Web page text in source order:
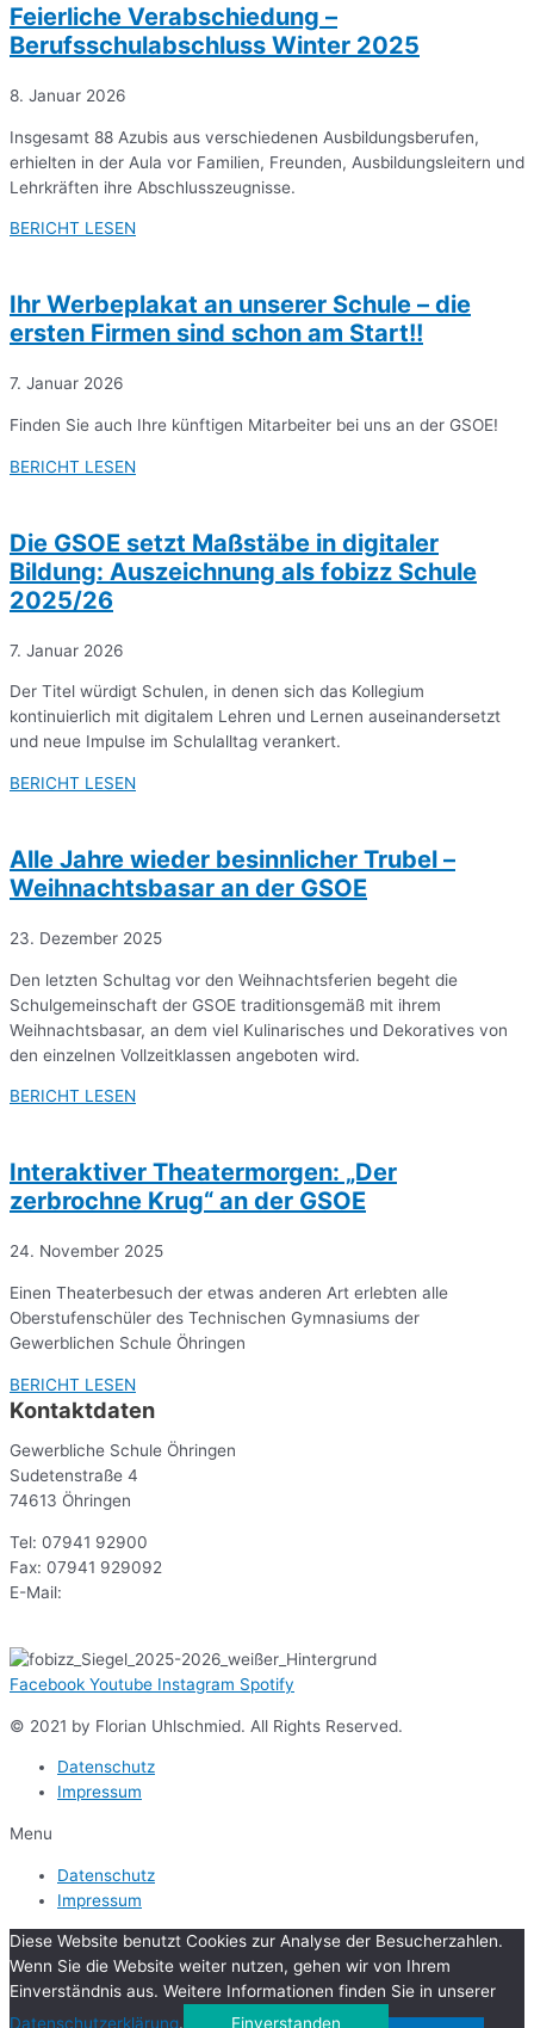
Feierliche Verabschiedung –
Berufsschulabschluss Winter 2025
8. Januar 2026
Insgesamt 88 Azubis aus verschiedenen Ausbildungsberufen,
erhielten in der Aula vor Familien, Freunden, Ausbildungsleitern und
Lehrkräften ihre Abschlusszeugnisse.
BERICHT LESEN
Ihr Werbeplakat an unserer Schule – die
ersten Firmen sind schon am Start!!
7. Januar 2026
Finden Sie auch Ihre künftigen Mitarbeiter bei uns an der GSOE!
BERICHT LESEN
Die GSOE setzt Maßstäbe in digitaler
Bildung: Auszeichnung als fobizz Schule
2025/26
7. Januar 2026
Der Titel würdigt Schulen, in denen sich das Kollegium
kontinuierlich mit digitalem Lehren und Lernen auseinandersetzt
und neue Impulse im Schulalltag verankert.
BERICHT LESEN
Alle Jahre wieder besinnlicher Trubel –
Weihnachtsbasar an der GSOE
23. Dezember 2025
Den letzten Schultag vor den Weihnachtsferien begeht die
Schulgemeinschaft der GSOE traditionsgemäß mit ihrem
Weihnachtsbasar, an dem viel Kulinarisches und Dekoratives von
den einzelnen Vollzeitklassen angeboten wird.
BERICHT LESEN
Interaktiver Theatermorgen: „Der
zerbrochne Krug“ an der GSOE
24. November 2025
Einen Theaterbesuch der etwas anderen Art erlebten alle
Oberstufenschüler des Technischen Gymnasiums der
Gewerblichen Schule Öhringen
BERICHT LESEN
Kontaktdaten
Gewerbliche Schule Öhringen
Sudetenstraße 4
74613 Öhringen
Tel: 07941 92900
Fax: 07941 929092
E-Mail:
Facebook Youtube Instagram Spotify
© 2021 by Florian Uhlschmied. All Rights Reserved.
Datenschutz
Impressum
Menu
Datenschutz
Impressum
Diese Website benutzt Cookies zur Analyse der Besucherzahlen.
Wenn Sie die Website weiter nutzen, gehen wir von Ihrem
Einverständnis aus. Weitere Informationen finden Sie in unserer
Datenschutzerklärung. Einverstanden